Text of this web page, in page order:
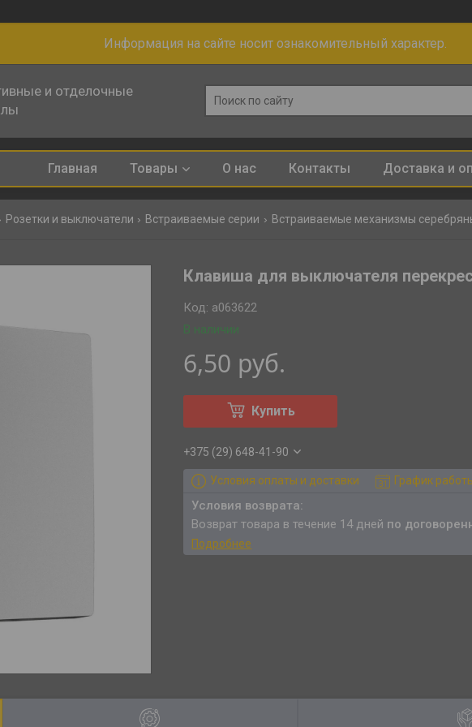
Информация на сайте носит ознакомительный характер.
и отделочные
Главная Товары О нас Контакты Доставка и
Розетки и выключатели Встраиваемые серии Встраиваемые механизмы
Клавиша для выключателя
В наличии
Код: a063622
6,50 руб.
Купить
+375 (29) 648-41-90
Условия оплаты и доставки График
возврат товара в течение 14 дней по
Подробнее